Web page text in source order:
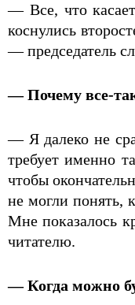
— Все, что
коснулись
— председатель
— Почему все-
— Я далеко не
требует именно
чтобы
не могли понять,
Мне показалось
читателю.
— Когда можно